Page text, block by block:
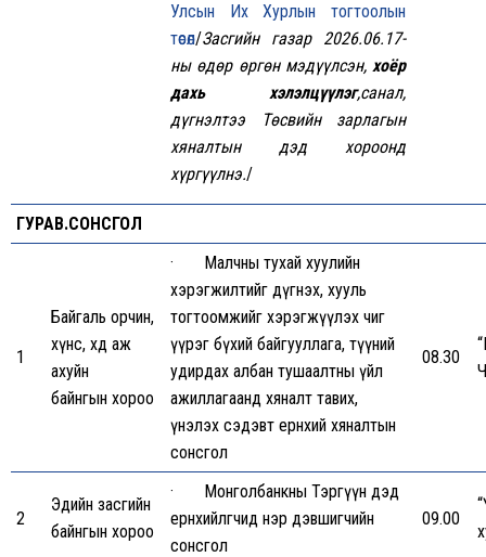
Улсын Их Хурлын тогтоолын
төсөл/Засгийн газар 2026.06.17-
ны өдөр өргөн мэдүүлсэн, хоёр
дахь хэлэлцүүлэг,санал,
дүгнэлтээ Төсвийн зарлагын
хяналтын дэд хороонд
хүргүүлнэ./
ГУРАВ.СОНСГОЛ
1
Байгаль орчин,
хүнс, хөдөө аж
ахуйн
байнгын хороо
· Малчны тухай хуулийн
хэрэгжилтийг дүгнэх, хууль
тогтоомжийг хэрэгжүүлэх чиг
үүрэг бүхий байгууллага, түүний
удирдах албан тушаалтны үйл
ажиллагаанд хяналт тавих,
үнэлэх сэдэвт ерөнхий хяналтын
сонсгол
08.30
2
Эдийн засгийн
байнгын хороо
· Монголбанкны Тэргүүн дэд
ерөнхийлөгчид нэр дэвшигчийн
сонсгол
09.00